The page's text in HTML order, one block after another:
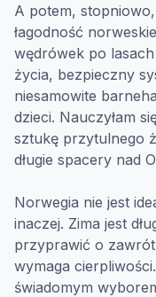
A potem, stopniowo,
łagodność
wędrówek po
życia, bezpieczny
niesamowite
dzieci. Nauczyłam
sztukę przytulnego
długie spacery nad
Norwegia nie jest
inaczej. Zima jest
przyprawić o zawrót
wymaga
świadomym